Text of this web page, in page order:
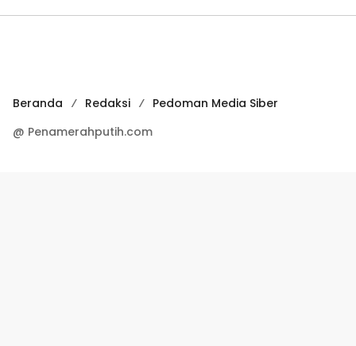
Beranda Redaksi
Pedoman Media Siber
@ Penamerahputih.com